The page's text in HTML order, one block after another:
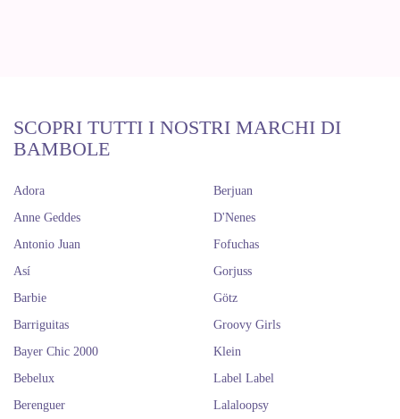
SCOPRI TUTTI I NOSTRI MARCHI DI
BAMBOLE
Adora
Anne Geddes
Antonio Juan
Así
Barbie
Barriguitas
Bayer Chic 2000
Bebelux
Berenguer
Berjuan
D'Nenes
Fofuchas
Gorjuss
Götz
Groovy Girls
Klein
Label Label
Lalaloopsy